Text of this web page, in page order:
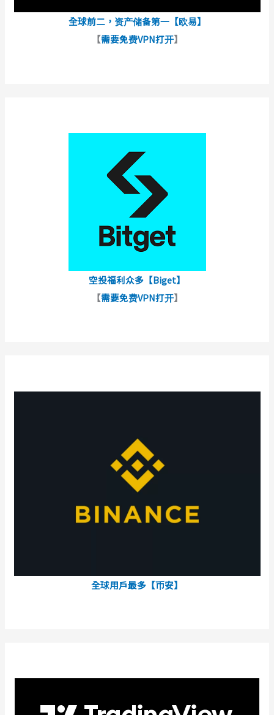
全球前二，资产储备第一【欧易】
【需要免费VPN打开】
空投福利众多【Biget】
【需要免费VPN打开】
全球用戶最多【币安】